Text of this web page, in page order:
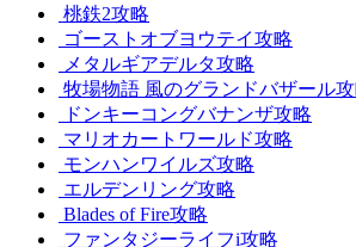
桃鉄2攻略
ゴーストオブヨウテイ攻略
メタルギアデルタ攻略
牧場物語 風のグランドバザール
ドンキーコングバナンザ攻略
マリオカートワールド攻略
モンハンワイルズ攻略
エルデンリング攻略
Blades of Fire攻略
ファンタジーライフi攻略